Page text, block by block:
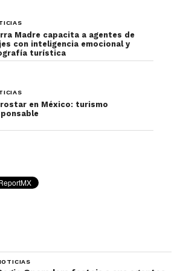
y manteniendo viva la tradición
en Tulancingo
del luchador, sino que
el orgullo de un pueblo que
Madre capacita a agentes de
con inteligencia emocional y
turística
en México: turismo